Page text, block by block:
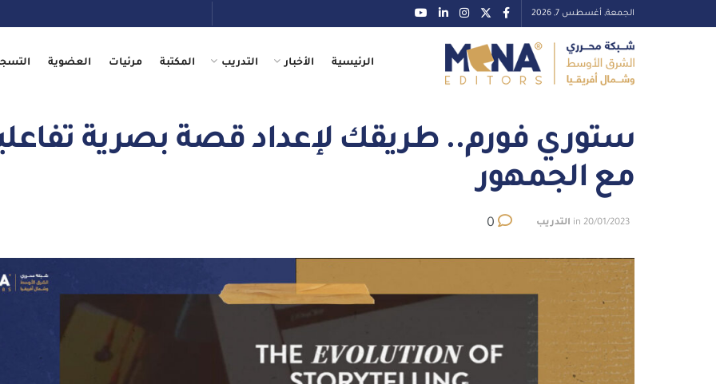
الجمعة, أغسطس 7, 2026
الرئيسية الأخبار التدريب المكتبة مرئيات العضوية
ستوري فورم.. طريقك لإعداد قصة بصرية
مع الجمهور
20/01/2023
in التدريب